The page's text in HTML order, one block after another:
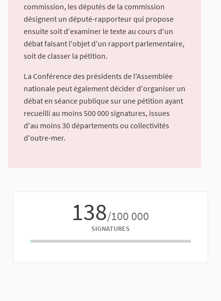
commission, les députés de la commission
désignent un député-rapporteur qui propose
ensuite soit d'examiner le texte au cours d'un
débat faisant l'objet d'un rapport parlementaire,
soit de classer la pétition.
La Conférence des présidents de l'Assemblée
nationale peut également décider d'organiser un
débat en séance publique sur une pétition ayant
recueilli au moins 500 000 signatures, issues
d'au moins 30 départements ou collectivités
d'outre-mer.
138/100 000
SIGNATURES